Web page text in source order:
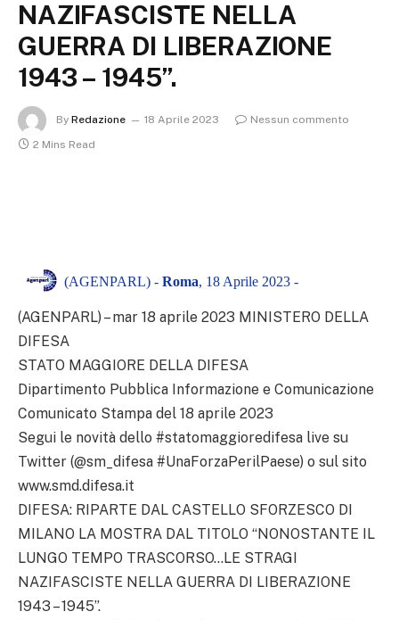
NAZIFASCISTE NELLA
GUERRA DI LIBERAZIONE
1943 – 1945”.
By Redazione 18 Aprile 2023
Nessun commento
2 Mins Read
(AGENPARL) - Roma, 18 Aprile 2023 -
(AGENPARL) – mar 18 aprile 2023 MINISTERO DELLA
DIFESA
STATO MAGGIORE DELLA DIFESA
Dipartimento Pubblica Informazione e Comunicazione
Comunicato Stampa del 18 aprile 2023
Segui le novità dello #statomaggioredifesa live su
Twitter (@sm_difesa #UnaForzaPerilPaese) o sul sito
www.smd.difesa.it
DIFESA: RIPARTE DAL CASTELLO SFORZESCO DI
MILANO LA MOSTRA DAL TITOLO “NONOSTANTE IL
LUNGO TEMPO TRASCORSO…LE STRAGI
NAZIFASCISTE NELLA GUERRA DI LIBERAZIONE
1943 – 1945”.